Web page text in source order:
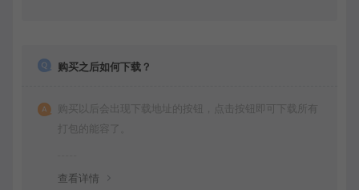
购买之后如何下载？
购买以后会出现下载地址的按钮，点击按钮即可下载所有
打包的能容了。
查看详情